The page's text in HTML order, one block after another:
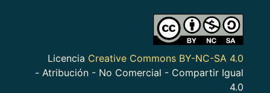
Licencia Creative Commons BY-NC-SA 4.0
- Atribución - No Comercial - Compartir Igual
4.0